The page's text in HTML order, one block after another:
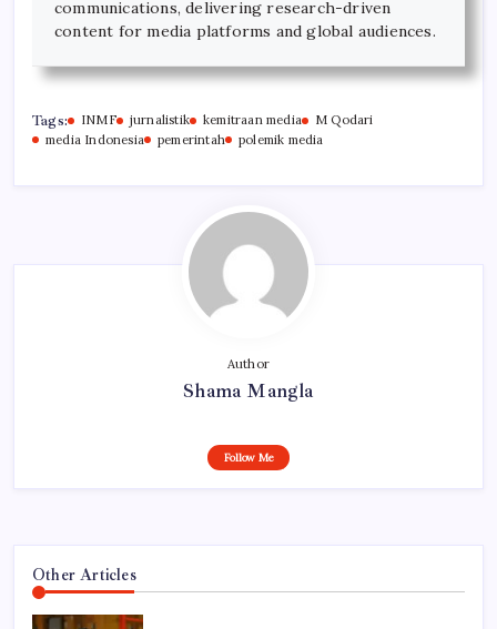
communications, delivering research-driven
content for media platforms and global audiences.
Tags: INMF jurnalistik kemitraan media
M Qodari
media Indonesia
pemerintah polemik media
Author
Shama Mangla
Follow Me
Other Articles